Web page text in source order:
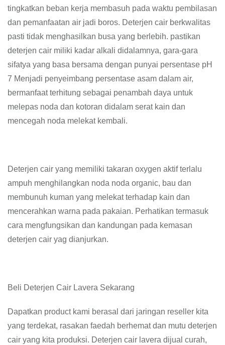
tingkatkan beban kerja membasuh pada waktu pembilasan
dan pemanfaatan air jadi boros. Deterjen cair berkwalitas
pasti tidak menghasilkan busa yang berlebih. pastikan
deterjen cair miliki kadar alkali didalamnya, gara-gara
sifatya yang basa bersama dengan punyai persentase pH
7 Menjadi penyeimbang persentase asam dalam air,
bermanfaat terhitung sebagai penambah daya untuk
melepas noda dan kotoran didalam serat kain dan
mencegah noda melekat kembali.
Deterjen cair yang memiliki takaran oxygen aktif terlalu
ampuh menghilangkan noda noda organic, bau dan
membunuh kuman yang melekat terhadap kain dan
mencerahkan warna pada pakaian. Perhatikan termasuk
cara mengfungsikan dan kandungan pada kemasan
deterjen cair yag dianjurkan.
Beli Deterjen Cair Lavera Sekarang
Dapatkan product kami berasal dari jaringan reseller kita
yang terdekat, rasakan faedah berhemat dan mutu deterjen
cair yang kita produksi. Deterjen cair lavera dijual curah,